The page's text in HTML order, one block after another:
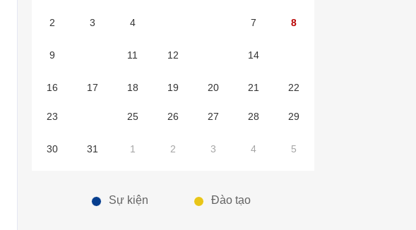
2 3 4 7 8
9 11 12 14
16 17 18 19 20 21 22
23 25 26 27 28 29
30 31 1 2 3 4 5
Sự kiện Đào tạo